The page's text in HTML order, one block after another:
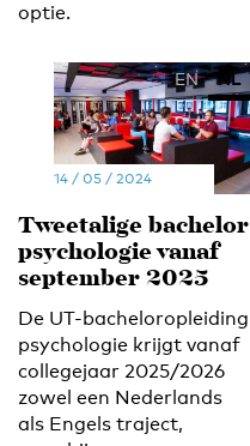
optie.
EN NL
14 / 05 / 2024
Tweetalige bachelor
psychologie vanaf
september 2025
De UT-bacheloropleiding
psychologie krijgt vanaf
collegejaar 2025/2026
zowel een Nederlands
als Engels traject,